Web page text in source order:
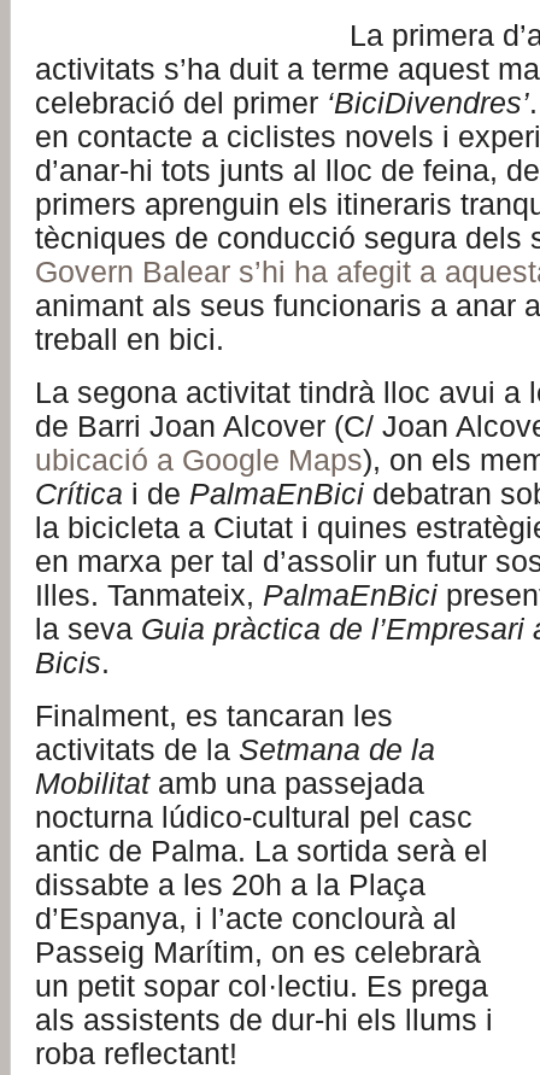
La primera
activitats s’ha duit a terme aquest
celebració del primer ‘BiciDivendres’
en contacte a ciclistes novels i
d’anar-hi tots junts al lloc de feina,
primers aprenguin els itineraris
tècniques de conducció segura dels
Govern Balear s’hi ha afegit a
animant als seus funcionaris a anar
treball en bici.
La segona activitat tindrà lloc avui a
de Barri Joan Alcover (C/ Joan
ubicació a Google Maps), on els
Crítica i de PalmaEnBici debatran
la bicicleta a Ciutat i quines
en marxa per tal d’assolir un futur
Illes. Tanmateix, PalmaEnBici
la seva Guia pràctica de l’Empresari
Bicis.
Finalment, es tancaran les
activitats de la Setmana de la
Mobilitatamb una passejada
nocturna lúdico-cultural pel casc
antic de Palma. La sortida serà el
dissabte a les 20h a la Plaça
d’Espanya, i l’acte conclourà al
Passeig Marítim, on es celebrarà
un petit sopar col·lectiu. Es prega
als assistents de dur-hi els llums i
roba reflectant!